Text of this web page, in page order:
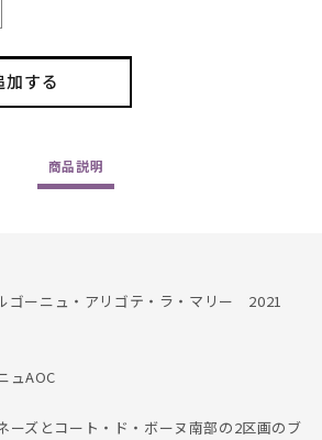
加する
商品説明
ゴーニュ・アリゴテ・ラ・マリー 2021
ュAOC
ーズとコート・ド・ボーヌ南部の2区画のブ